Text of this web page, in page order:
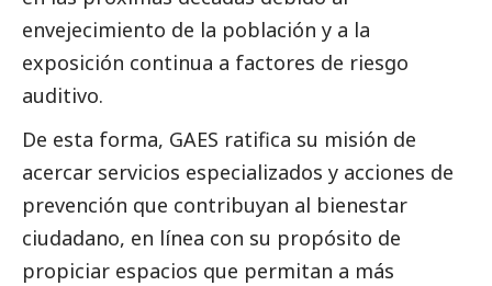
envejecimiento de la población y a la
exposición continua a factores de riesgo
auditivo.
De esta forma, GAES ratifica su misión de
acercar servicios especializados y acciones de
prevención que contribuyan al bienestar
ciudadano, en línea con su propósito de
propiciar espacios que permitan a más